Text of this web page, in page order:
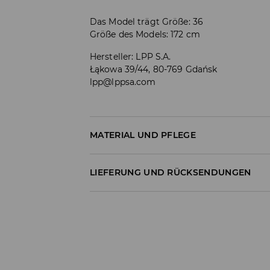
Das Model trägt Größe: 36
Größe des Models: 172 cm
Hersteller: LPP S.A.
Łąkowa 39/44, 80-769 Gdańsk
lpp@lppsa.com
MATERIAL UND PFLEGE
Material I : 100% BAUMWOLLE
MASCHINENWÄSCHE BIS MAX. 30° C
LIEFERUNG UND RÜCKSENDUNGEN